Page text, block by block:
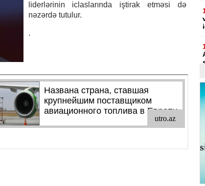
liderlərinin iclaslarında iştirak etməsi də
nəzərdə tutulur.
.